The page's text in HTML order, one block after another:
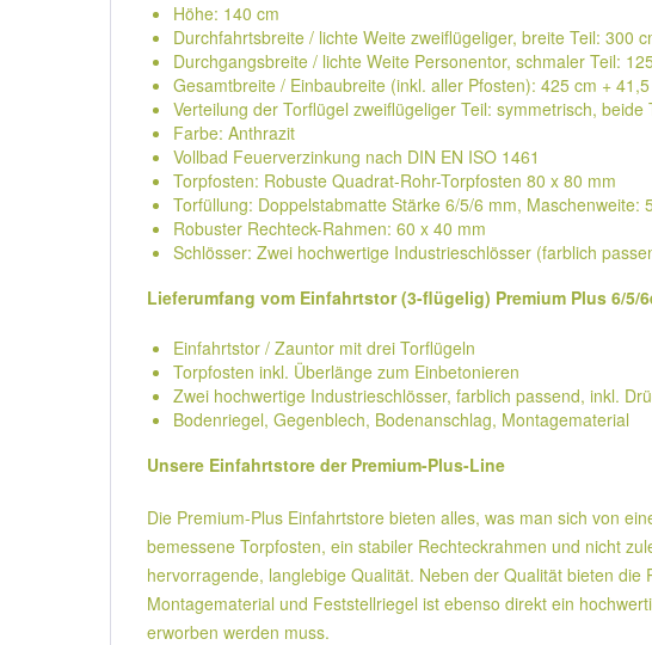
Höhe: 140 cm
Durchfahrtsbreite / lichte Weite zweiflügeliger, breite Teil: 300
Durchgangsbreite / lichte Weite Personentor, schmaler Teil:
Gesamtbreite / Einbaubreite (inkl. aller Pfosten): 425 cm +
Verteilung der Torflügel zweiflügeliger Teil: symmetrisch,
Farbe: Anthrazit
Vollbad Feuerverzinkung nach DIN EN ISO 1461
Torpfosten: Robuste Quadrat-Rohr-Torpfosten 80 x 80 mm
Torfüllung: Doppelstabmatte Stärke 6/5/6 mm, Maschenweite:
Robuster Rechteck-Rahmen: 60 x 40 mm
Schlösser: Zwei hochwertige Industrieschlösser (farblich
Lieferumfang vom Einfahrtstor (3-flügelig) Premium Plus 6/5/
Einfahrtstor / Zauntor mit drei Torflügeln
Torpfosten inkl. Überlänge zum Einbetonieren
Zwei hochwertige Industrieschlösser, farblich passend, inkl.
Bodenriegel, Gegenblech, Bodenanschlag, Montagematerial
Unsere Einfahrtstore der Premium-Plus-Line
Die Premium-Plus Einfahrtstore bieten alles, was man sich von
bemessene Torpfosten, ein stabiler Rechteckrahmen und nicht
hervorragende, langlebige Qualität. Neben der Qualität bieten
Montagematerial und Feststellriegel ist ebenso direkt ein
erworben werden muss.